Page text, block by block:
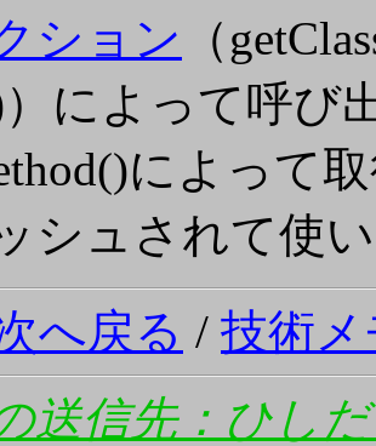
ション （
によって呼び
によって
シュされて使
へ戻る / 技術
送信先：ひし